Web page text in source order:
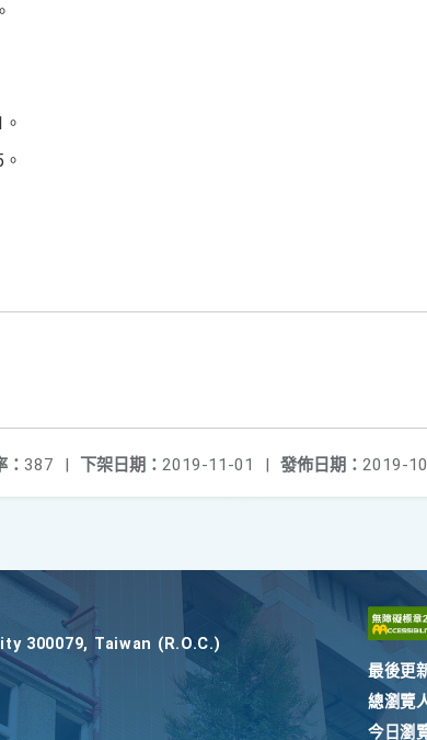
發佈日期： 2019-
下架日期： 2019-11-01 |
： 387 |
300079, Taiwan (R.O.C.)
最後更
總瀏覽
今日瀏